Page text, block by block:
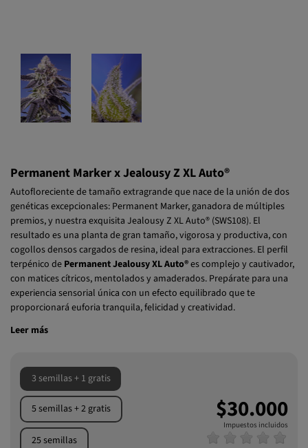
Permanent Marker x Jealousy Z XL Auto®
Autofloreciente de tamaño extragrande que nace de la unión de dos
genéticas excepcionales: Permanent Marker, ganadora de múltiples
premios, y nuestra exquisita Jealousy Z XL Auto® (SWS108). El
resultado es una planta de gran tamaño, vigorosa y productiva, con
cogollos densos cargados de resina, ideal para extracciones. El perfil
terpénico de Permanent Jealousy XL Auto®es complejo y cautivador,
con matices cítricos, mentolados y amaderados. Prepárate para una
experiencia sensorial única con un efecto equilibrado que te
proporcionará euforia tranquila, felicidad y creatividad.
Leer más
3 semillas + 1 gratis
5 semillas + 2 gratis
25 semillas
$30.000
Impuestos incluidos